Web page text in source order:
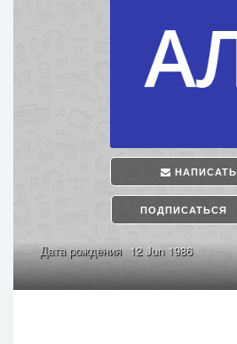
НАПИСАТЬ
ПОДПИСАТЬСЯ
Дата рождения 12 Jun 1986